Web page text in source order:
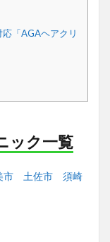
「AGAヘアクリ
ック一覧
市 土佐市
須崎